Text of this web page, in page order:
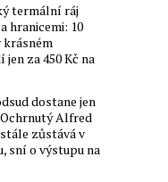
termální ráj
hranicemi: 10
krásném
za 450 Kč na
dostane jen
Alfred
zůstává v
sní o výstupu na